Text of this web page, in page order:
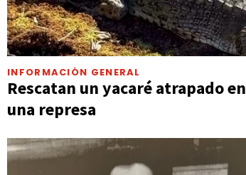
INFORMACIÓN GENERAL
Rescatan un yacaré atrapado en
una represa